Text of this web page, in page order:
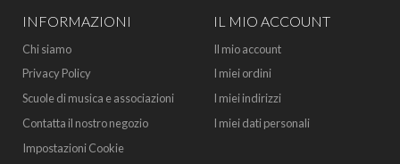
INFORMAZIONI
Chi siamo
Privacy Policy
Scuole di musica e associazioni
Contatta il nostro negozio
Impostazioni Cookie
IL MIO ACCOUNT
Il mio account
I miei ordini
I miei indirizzi
I miei dati personali